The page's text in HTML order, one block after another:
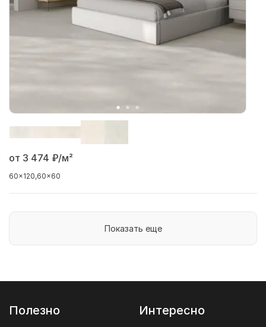
от 3 474 ₽/м²
60x120 60x60
Показать еще
Полезно Интересно